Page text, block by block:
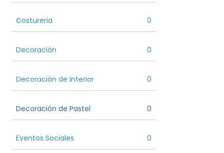
Costureria 0
Decoración 0
Decoración de Interior 0
Decoración de Pastel 0
Eventos Sociales 0